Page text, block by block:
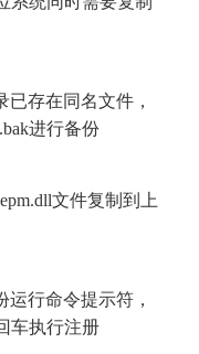
已存在同名文件，
进行备份
文件复制到上
运行命令提示符，
车执行注册